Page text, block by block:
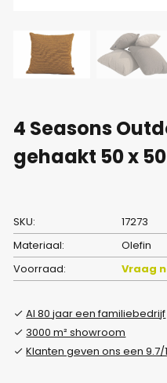
4 Seasons
gehaakt 50 x
SKU:
17273
Materiaal:
Olefin
Voorraad:
Vraag
Al 80 jaar een familiebedrijf
3000 m² showroom
Klanten geven ons een 9.7/